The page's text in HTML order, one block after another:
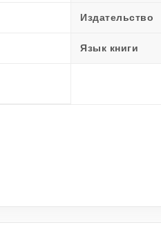
Издательство
Язык книги